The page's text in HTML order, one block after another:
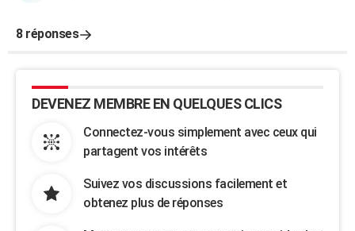
8 réponses
DEVENEZ MEMBRE EN QUELQUES CLICS
Connectez-vous simplement avec ceux qui
partagent vos intérêts
Suivez vos discussions facilement et
obtenez plus de réponses